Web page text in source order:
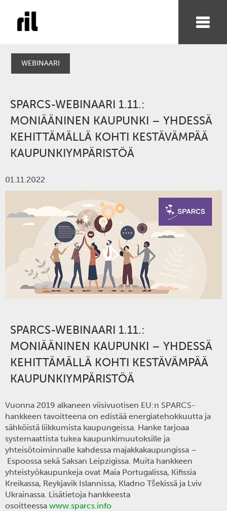
WEBINAARI
SPARCS-WEBINAARI 1.11.:
MONIÄÄNINEN KAUPUNKI – YHDESSÄ
KEHITTÄMÄLLÄ KOHTI KESTÄVÄMPÄÄ
KAUPUNKIYMPÄRISTÖÄ
01.11.2022
SPARCS-WEBINAARI 1.11.:
MONIÄÄNINEN KAUPUNKI – YHDESSÄ
KEHITTÄMÄLLÄ KOHTI KESTÄVÄMPÄÄ
KAUPUNKIYMPÄRISTÖÄ
Vuonna 2019 alkaneen viisivuotisen EU:n SPARCS-
hankkeen tavoitteena on edistää energiatehokkuutta ja
sähköistä liikkumista kaupungeissa. Hanke tarjoaa
systemaattista tukea kaupunkimuutoksille ja
yhteisötoiminnalle kahdessa majakkakaupungissa –
Espoossa sekä Saksan Leipzigissa. Muita hankkeen
yhteistyökaupunkeja ovat Maia Portugalissa, Kifissia
Kreikassa, Reykjavik Islannissa, Kladno Tšekissä ja Lviv
Ukrainassa. Lisätietoja hankkeesta
osoitteessa www.sparcs.info